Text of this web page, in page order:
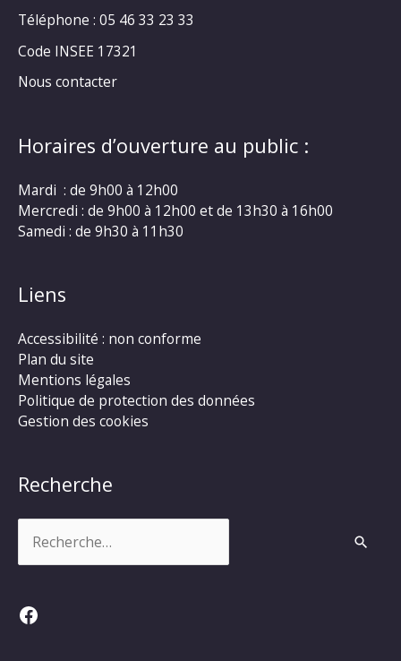
Téléphone : 05 46 33 23 33
Code INSEE 17321
Nous contacter
Horaires d’ouverture au public :
Mardi : de 9h00 à 12h00
Mercredi : de 9h00 à 12h00 et de 13h30 à 16h00
Samedi : de 9h30 à 11h30
Liens
Accessibilité : non conforme
Plan du site
Mentions légales
Politique de protection des données
Gestion des cookies
Recherche
Facebook